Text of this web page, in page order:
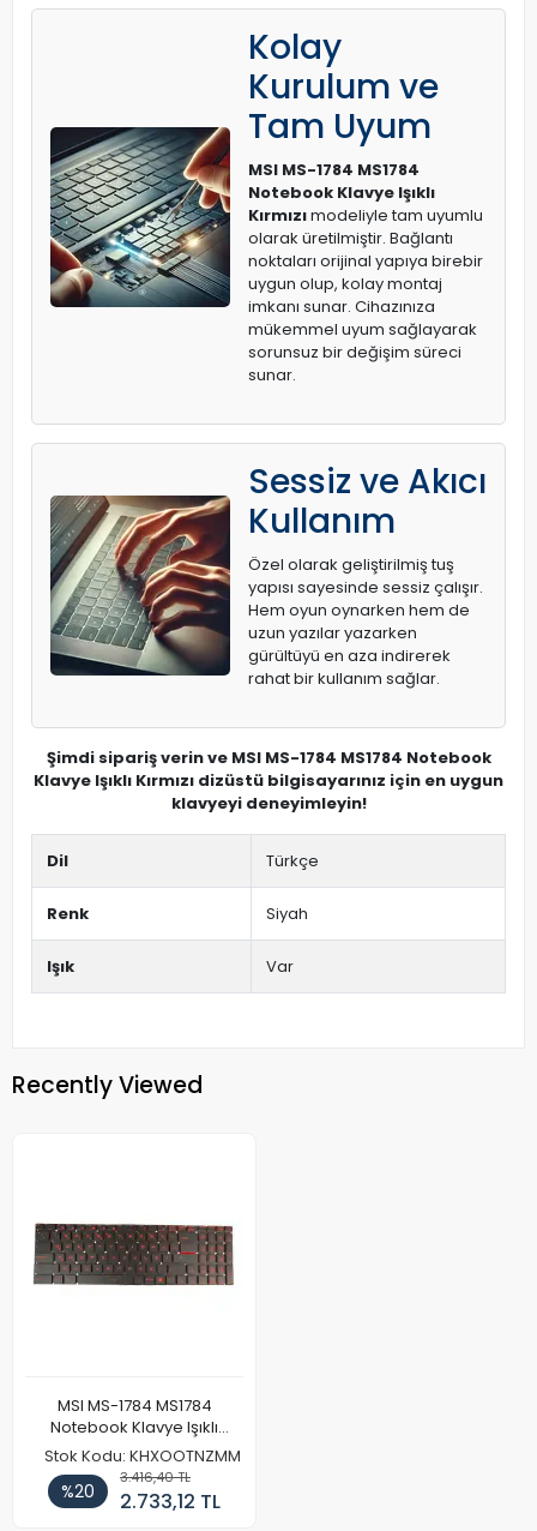
Kolay
Kurulum ve
Tam Uyum
MSI MS-1784 MS1784
Notebook Klavye Işıklı
Kırmızımodeliyle tam uyumlu
olarak üretilmiştir. Bağlantı
noktaları orijinal yapıya birebir
uygun olup, kolay montaj
imkanı sunar. Cihazınıza
mükemmel uyum sağlayarak
sorunsuz bir değişim süreci
sunar.
Sessiz ve Akıcı
Kullanım
Özel olarak geliştirilmiş tuş
yapısı sayesinde sessiz çalışır.
Hem oyun oynarken hem de
uzun yazılar yazarken
gürültüyü en aza indirerek
rahat bir kullanım sağlar.
Şimdi sipariş verin ve MSI MS-1784 MS1784 Notebook
Klavye Işıklı Kırmızı dizüstü bilgisayarınız için en uygun
klavyeyi deneyimleyin!
Dil Türkçe
Renk Siyah
Işık Var
Recently Viewed
MSI MS-1784 MS1784
Notebook Klavye Işıklı
Kırmızı
Stok Kodu: KHXOOTNZMM
%20
3.416,40 TL
2.733,12 TL